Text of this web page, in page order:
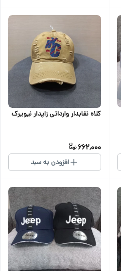
کلاه نقابدار وارداتی زاپدار نیویرک
662,000
افزودن به سبد